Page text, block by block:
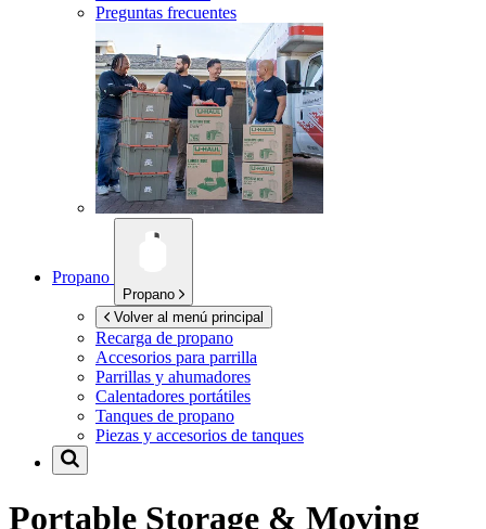
Preguntas frecuentes
Propano
Propano
Volver al menú principal
Recarga de propano
Accesorios para parrilla
Parrillas y ahumadores
Calentadores portátiles
Tanques de propano
Piezas y accesorios de tanques
Portable Storage & Moving